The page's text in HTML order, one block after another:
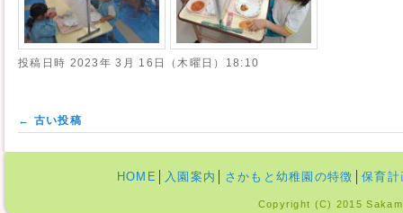
投稿日時 2023年 3月 16日（木曜日）18:10
投稿ナビゲーション
← 古い投稿
HOME 入園案内 さかもと幼稚園の特徴 保育計
Copyright (C) 2015